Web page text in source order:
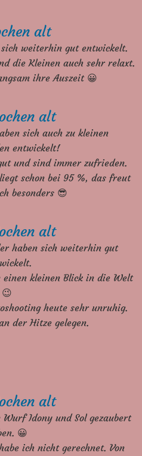
alt
weiterhin gut entwickelt.
die Kleinen auch sehr relaxt.
ihre Auszeit 😀
alt
sich auch zu kleinen
entwickelt!
und sind immer zufrieden.
schon bei 95 %, das freut
besonders 😎
alt
haben sich weiterhin gut
einen kleinen Blick in die Welt
😉
heute sehr unruhig.
der Hitze gelegen.
alt
Idony und Sol gezaubert
😀
ich nicht gerechnet. Von